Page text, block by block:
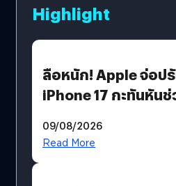
Highlight
ลือหนัก! Apple จ่อป
iPhone 17 กะทันหันช่
09/08/2026
Read More